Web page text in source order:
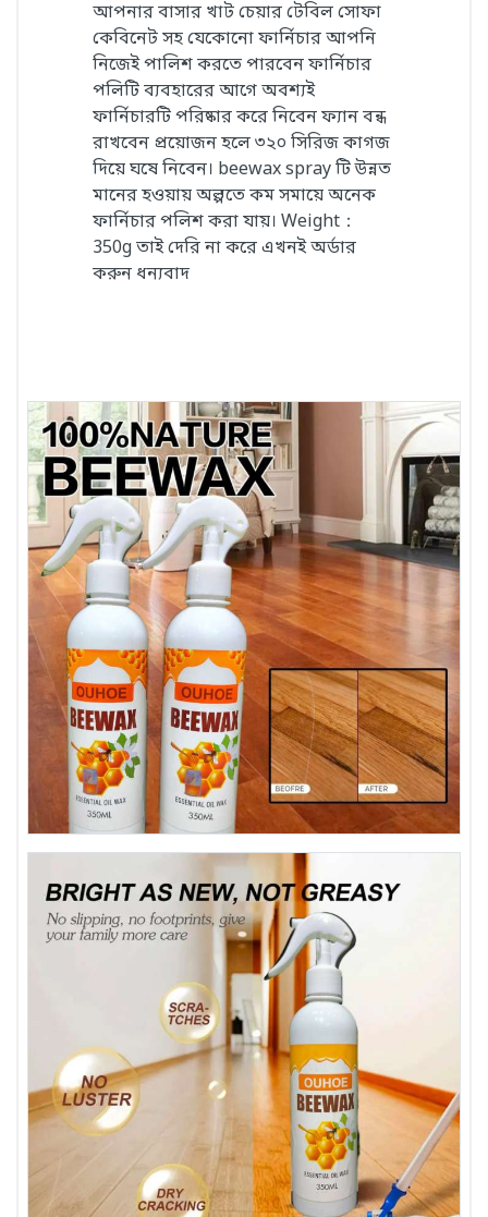
আপনার বাসার খাট চেয়ার টেবিল সোফা
কেবিনেট সহ যেকোনো ফার্নিচার আপনি
নিজেই পালিশ করতে পারবেন ফার্নিচার
পলিটি ব্যবহারের আগে অবশ্যই
ফার্নিচারটি পরিষ্কার করে নিবেন ফ্যান বন্ধ
রাখবেন প্রয়োজন হলে ৩২০ সিরিজ কাগজ
দিয়ে ঘষে নিবেন। beewax spray টি উন্নত
মানের হওয়ায় অল্পতে কম সমায়ে অনেক
ফার্নিচার পলিশ করা যায়। Weight：
350g তাই দেরি না করে এখনই অর্ডার
করুন ধন্যবাদ